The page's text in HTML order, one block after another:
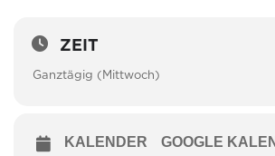
ZEIT
Ganztägig (Mittwoch)
KALENDER GOOGLE